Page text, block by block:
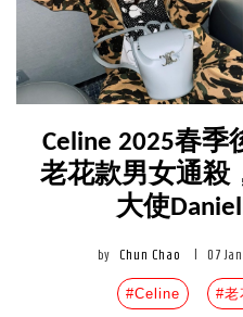
Celine 2025春季
老花款男女通殺
大使
by Chun Chao 07
#Celine #老